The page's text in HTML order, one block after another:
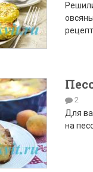
2
Для
на